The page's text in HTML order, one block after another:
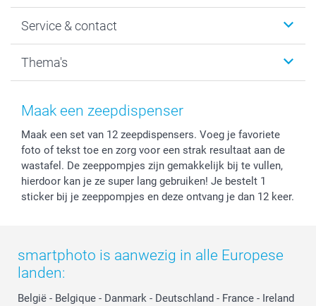
Fotocadeaus
Kaarten
Vacatures
Bestelproces
Herroepingsrecht
Cookiebeleid
Reviews
Prijslijst
Investor Relations
Service & contact
Tevredenheidsgarantie
Mijn orderstatus
smartfriends
service@smartphoto.nl
Affiliate partnerprogramma
Partnerships
Thema's
Baby
Vaderdag
Huwelijk
Maak een zeepdispenser
Maak een set van 12 zeepdispensers. Voeg je favoriete
foto of tekst toe en zorg voor een strak resultaat aan de
wastafel. De zeeppompjes zijn gemakkelijk bij te vullen,
hierdoor kan je ze super lang gebruiken! Je bestelt 1
sticker bij je zeeppompjes en deze ontvang je dan 12 keer.
smartphoto is aanwezig in alle Europese
landen:
België - Belgique - Danmark - Deutschland - France - Ireland